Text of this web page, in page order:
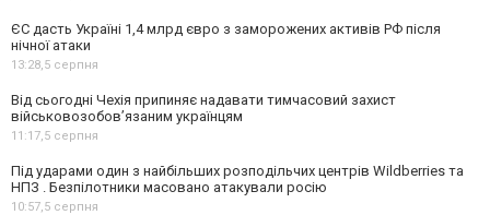
ЄС дасть Україні 1,4 млрд євро з заморожених активів РФ після
нічної атаки
13:28,5 серпня
Від сьогодні Чехія припиняє надавати тимчасовий захист
військовозобов’язаним українцям
11:17,5 серпня
Під ударами один з найбільших розподільчих центрів Wildberries та
НПЗ . Безпілотники масовано атакували росію
10:57,5 серпня